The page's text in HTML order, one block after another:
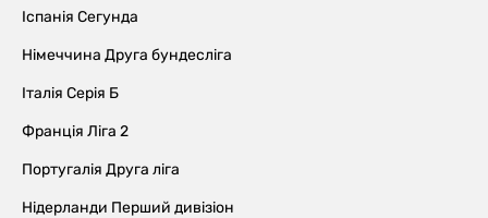
Іспанія Сегунда
Німеччина Друга бундесліга
Італія Серія Б
Франція Ліга 2
Португалія Друга ліга
Нідерланди Перший дивізіон